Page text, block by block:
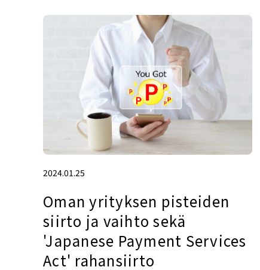
2024.01.25
Oman yrityksen pisteiden
siirto ja vaihto sekä
'Japanese Payment Services
Act' rahansiirto